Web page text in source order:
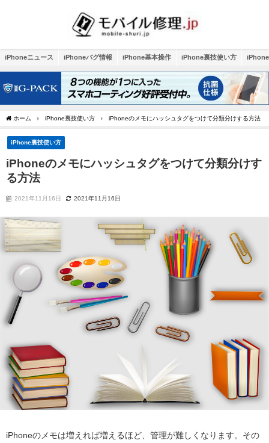
iPhoneニュース iPhoneバグ情報 iPhone基本操作 iPhone裏技使い方
ホーム iPhone裏技使い方 iPhoneのメモにハッシュタグをつけて分類分けする方法
iPhone裏技使い方
iPhoneのメモにハッシュタグをつけて分類分けす
る方法
2021年11月16日 2021年11月16日
iPhoneのメモは増えれば増えるほど、管理が難しくなります。その